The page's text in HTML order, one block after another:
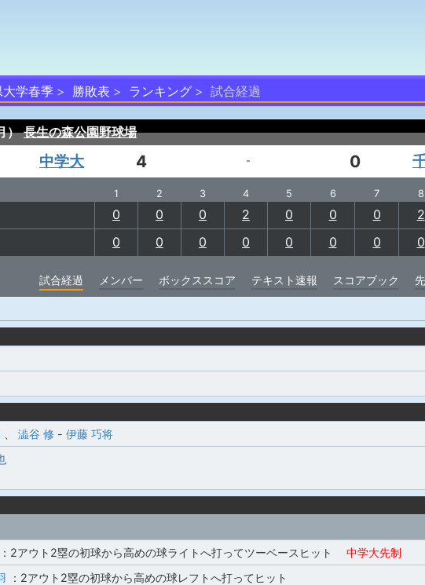
学春季 勝敗表 ランキング 試合経過
） 長生の森公園野球場
中学大 4 - 0
1 2 3 4 5 6 7 8
0 0 0 2 0 0 0
2
0 0 0 0 0 0 0 0
試合経過 メンバー ボックススコア テキスト速報 スコアブック
澁谷 修 - 伊藤 巧将
：2アウト2塁の初球から高めの球ライトへ打ってツーベースヒット
中学大先制
：2アウト2塁の初球から高めの球レフトへ打ってヒット